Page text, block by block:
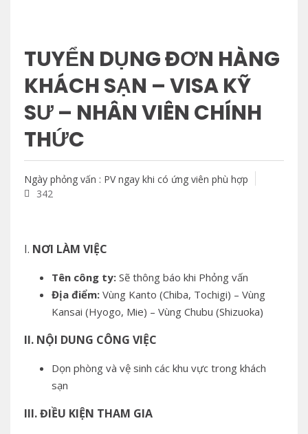
TUYỂN DỤNG ĐƠN HÀNG
KHÁCH SẠN – VISA KỸ
SƯ – NHÂN VIÊN CHÍNH
THỨC
Ngày phỏng vấn : PV ngay khi có ứng viên phù hợp
342
I. NƠI LÀM VIỆC
Tên công ty: Sẽ thông báo khi Phỏng vấn
Địa điểm: Vùng Kanto (Chiba, Tochigi) – Vùng
Kansai (Hyogo, Mie) – Vùng Chubu (Shizuoka)
II. NỘI DUNG CÔNG VIỆC
Dọn phòng và vệ sinh các khu vực trong khách
sạn
III. ĐIỀU KIỆN THAM GIA